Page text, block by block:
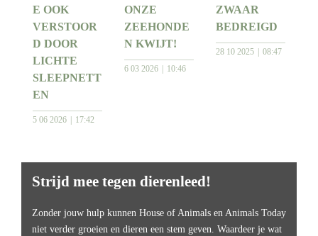
E OOK
VERSTOOR
D DOOR
LICHTE
SLEEPNETT
EN
5 06 2026 17:42
ONZE
ZEEHONDE
N KWIJT!
6 03 2026 10:46
ZWAAR
BEDREIGD
28 10 2025 08:47
Strijd mee tegen dierenleed!
Zonder jouw hulp kunnen House of Animals en Animals Today
niet verder groeien en dieren een stem geven. Waardeer je wat